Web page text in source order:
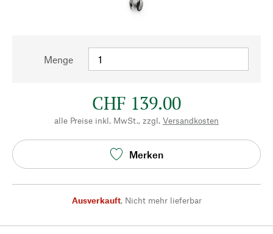
Menge
CHF 139.00
alle Preise inkl. MwSt., zzgl. Versandkosten
Merken
Ausverkauft, Nicht mehr lieferbar